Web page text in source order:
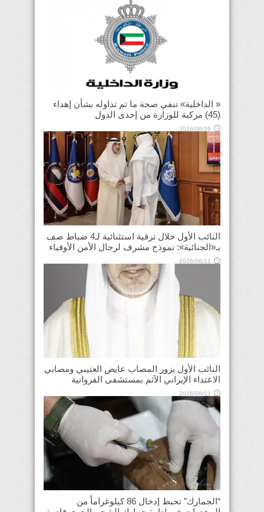
« الداخلية» تنفي صحة ما تم تداوله بشأن إهداء
(45) مركبة للوزارة من إحدى الدول
2026/06/26
النائب الأول خلال ترقية استثنائية لـ4 ضباط صف
بـ«الجنائية»: نموذج مشرف لرجال الأمن الأوفياء
2026/06/11
النائب الأول يزور المصاب عايض العتيبي ومصابي
الاعتداء الإيراني الآثم بمستشفى الفروانية
2026/06/11
“الجمارك” تحبط إدخال 86 كيلوغراماً من